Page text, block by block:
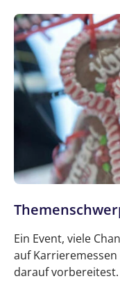
Ein Event, viele
auf
darauf vorbereitest.